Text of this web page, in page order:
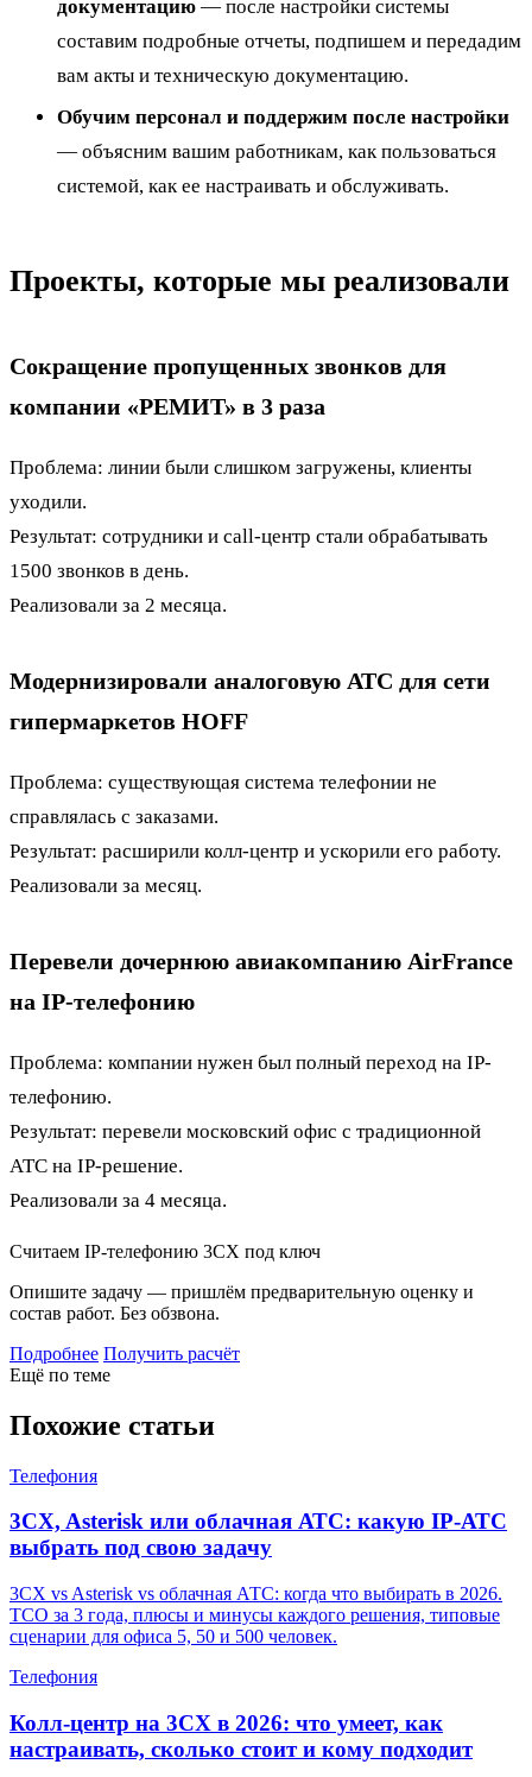
документацию — после настройки системы
составим подробные отчеты, подпишем и передадим
вам акты и техническую документацию.
Обучим персонал и поддержим после настройки
— объясним вашим работникам, как пользоваться
системой, как ее настраивать и обслуживать.
Проекты, которые мы реализовали
Сокращение пропущенных звонков для
компании «РЕМИТ» в 3 раза
Проблема: линии были слишком загружены, клиенты
уходили.
Результат: сотрудники и call-центр стали обрабатывать
1500 звонков в день.
Реализовали за 2 месяца.
Модернизировали аналоговую АТС для сети
гипермаркетов HOFF
Проблема: существующая система телефонии не
справлялась с заказами.
Результат: расширили колл-центр и ускорили его работу.
Реализовали за месяц.
Перевели дочернюю авиакомпанию AirFrance
на IP-телефонию
Проблема: компании нужен был полный переход на IP-
телефонию.
Результат: перевели московский офис с традиционной
АТС на IP-решение.
Реализовали за 4 месяца.
Считаем IP-телефонию 3CX под ключ
Опишите задачу — пришлём предварительную оценку и
состав работ. Без обзвона.
Подробнее Получить расчёт
Ещё по теме
Похожие статьи
Телефония
3CX, Asterisk или облачная АТС: какую IP-АТС
выбрать под свою задачу
3CX vs Asterisk vs облачная АТС: когда что выбирать в 2026.
TCO за 3 года, плюсы и минусы каждого решения, типовые
сценарии для офиса 5, 50 и 500 человек.
Телефония
Колл-центр на 3CX в 2026: что умеет, как
настраивать, сколько стоит и кому подходит